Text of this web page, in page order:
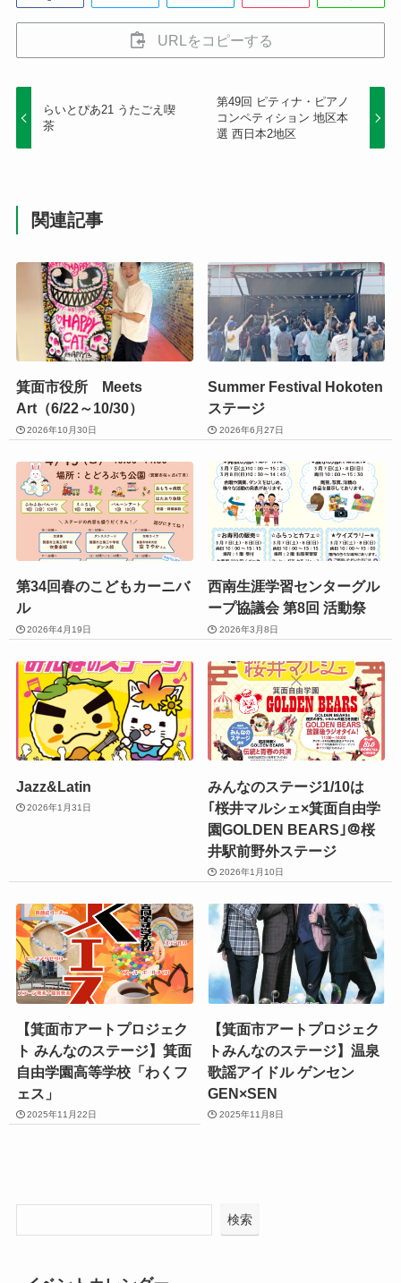
URLをコピーする
らいとぴあ21 うたごえ喫
茶
第49回 ピティナ・ピアノ
コンペティション 地区本
選 西日本2地区
関連記事
箕面市役所 Meets
Art（6/22～10/30）
2026年10月30日
Summer Festival Hokoten
ステージ
2026年6月27日
第34回春のこどもカーニバ
ル
2026年4月19日
西南生涯学習センターグル
ープ協議会 第8回 活動祭
2026年3月8日
Jazz&Latin
2026年1月31日
みんなのステージ1/10は
｢桜井マルシェ×箕面自由学
園GOLDEN BEARS｣＠桜
井駅前野外ステージ
2026年1月10日
【箕面市アートプロジェク
ト みんなのステージ】箕面
自由学園高等学校「わくフ
ェス」
2025年11月22日
【箕面市アートプロジェク
トみんなのステージ】温泉
歌謡アイドル ゲンセン
GEN×SEN
2025年11月8日
検索